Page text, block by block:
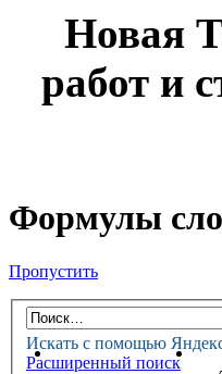
Новая
работ и
Формулы
Пропустить
Искать с помощью
Расширенный поиск
НОВАЯ ТЕОРИЯ